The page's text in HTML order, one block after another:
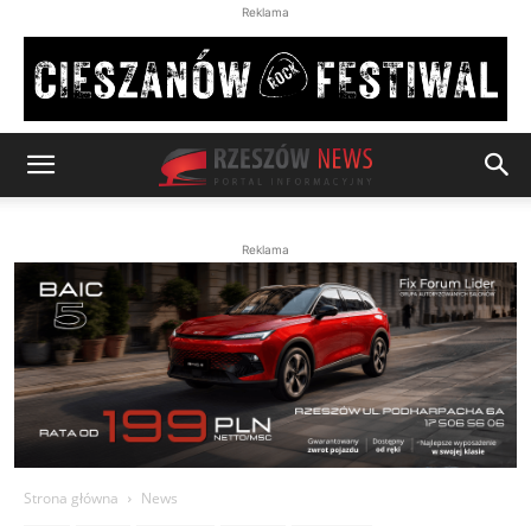
Reklama
Reklama
Strona główna News